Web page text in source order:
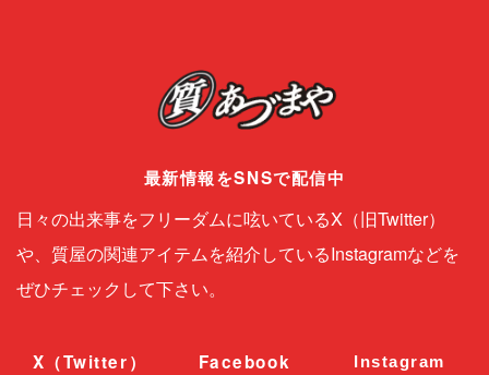
最新情報をSNSで配信中
日々の出来事をフリーダムに呟いているX（旧Twitter）
や、質屋の関連アイテムを紹介しているInstagramなどを
ぜひチェックして下さい。
X（Twitter） Facebook Instagram